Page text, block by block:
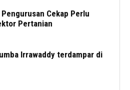
Cekap Perlu
Pertanian
Irrawaddy terdampar di